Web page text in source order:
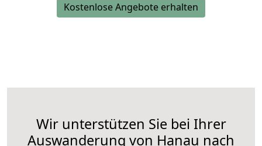
Kostenlose Angebote erhalten
Wir unterstützen Sie bei Ihrer
Auswanderung von Hanau nach